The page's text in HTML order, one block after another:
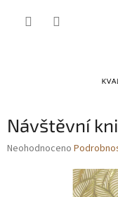
Návštěvní
Průměrné
Neohodnoceno